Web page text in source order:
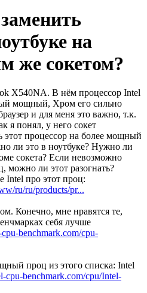
на
же сокетом?
X540NA. В нём процессор Intel
мощный, Хром его сильно
и для меня это важно, т.к.
я понял, у него сокет
процессор на более мощный
ли это в ноутбуке? Нужно ли
сокета? Если невозможно
можно ли этот разогнать?
Intel про этот проц:
ru/ru/products/pr...
Конечно, мне нравятся те,
себя лучше
benchmark.com/cpu-
проц из этого списка: Intel
cpu-benchmark.com/cpu/Intel-